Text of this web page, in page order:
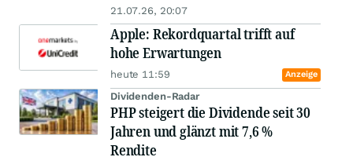
21.07.26, 20:07
Apple: Rekordquartal trifft auf
hohe Erwartungen
heute 11:59 Anzeige
Dividenden-Radar
PHP steigert die Dividende seit 30
Jahren und glänzt mit 7,6 %
Rendite